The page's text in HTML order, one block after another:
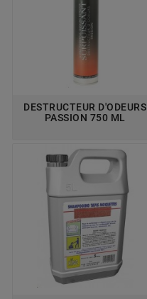
DESTRUCTEUR D'ODEURS
PASSION 750 ML